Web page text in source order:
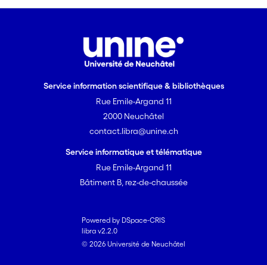
Service information scientifique & bibliothèques
Rue Emile-Argand 11
2000 Neuchâtel
contact.libra@unine.ch
Service informatique et télématique
Rue Emile-Argand 11
Bâtiment B, rez-de-chaussée
Powered by DSpace-CRIS
libra v2.2.0
© 2026 Université de Neuchâtel